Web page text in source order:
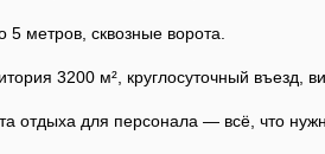
5 метров, сквозные ворота.
3200 м², круглосуточный въезд,
отдыха для персонала — всё, что